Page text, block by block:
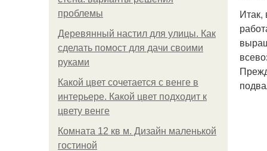
проблемы
Деревянный настил для улицы. Как
сделать помост для дачи своими
руками
Какой цвет сочетается с венге в
интерьере. Какой цвет подходит к
цвету венге
Комната 12 кв м. Дизайн маленькой
гостиной